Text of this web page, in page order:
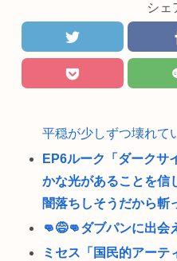
シェ
平穏が少しずつ壊れて
EP6ルーク「ダークサ
かな光があることを信
闇落ちしそうだから斬
👊😅👊ダブパンに出会
ミセス「国民的アーテ